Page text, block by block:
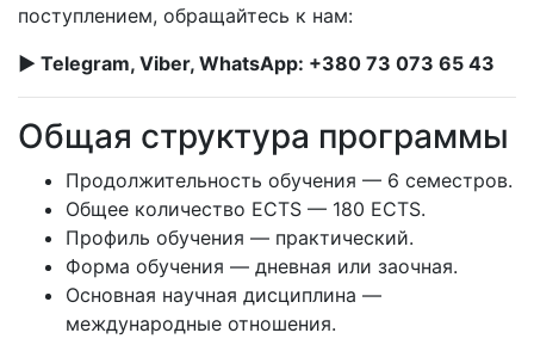
поступлением, обращайтесь к нам:
► Telegram, Viber, WhatsApp: +380 73 073 65 43
Общая структура программы
Продолжительность обучения — 6 семестров.
Общее количество ECTS — 180 ECTS.
Профиль обучения — практический.
Форма обучения — дневная или заочная.
Основная научная дисциплина —
международные отношения.